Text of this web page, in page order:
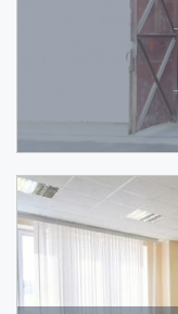
Дополнительно
электроэнергия.
Предлагаем в
кв.м.,
ворота в пол.
НДС в размере